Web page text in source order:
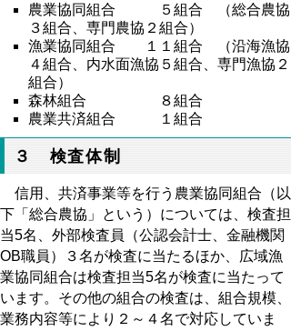
農業協同組合 ５組合 （総合農協
３組合、専門農協２組合）
漁業協同組合 １１組合 （沿海漁協
４組合、内水面漁協５組合、専門漁協２
組合）
森林組合 ８組合
農業共済組合 １組合
３ 検査体制
信用、共済事業等を行う農業協同組合（以
下「総合農協」という）については、検査担
当5名、外部検査員（公認会計士、金融機関
OB職員）３名が検査に当たるほか、広域漁
業協同組合は検査担当5名が検査に当たって
います。その他の組合の検査は、組合規模、
業務内容等により２～４名で対応していま